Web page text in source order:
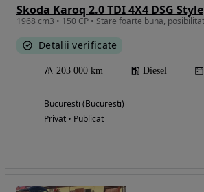
Skoda Karoq 2.0 TDI 4X4 DSG Style
Detalii verificate
203 000 km Diesel
Bucuresti (Bucuresti)
Privat • Publicat